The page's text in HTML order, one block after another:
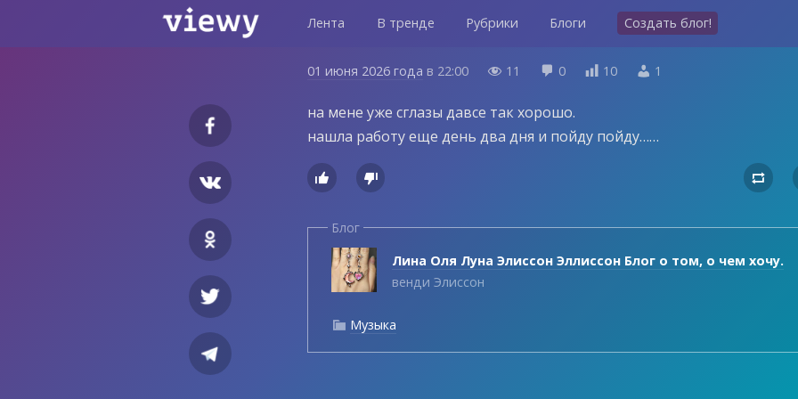
Лента В тренде Рубрики Блоги Создать блог!
01 июня 2026 года в 22:00  11  0  10  1
на мене уже сглазы давсе так хорошо.
нашла работу еще день два дня и пойду пойду……
  
Блог
Лина Оля Луна Элиссон Эллиссон Блог о том, о чем хочу.
венди Элиссон
 Музыка